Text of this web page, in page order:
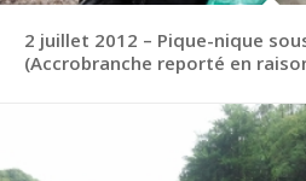
2 juillet 2012 – Pique-nique
(Accrobranche reporté en